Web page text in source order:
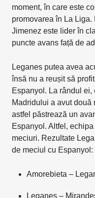
moment, în care este
promovarea în La
Jimenez este lider în
puncte avans față de
Leganes putea avea
însă nu a reușit să
Espanyol. La rândul
Madridului a avut două
astfel păstrează un
Espanyol. Altfel,
meciuri. Rezultate
de meciul cu Espanyol:
Amorebieta –
Leganes –